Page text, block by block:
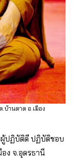
บ้านตาด อ.เมือง
ปฏิบัติดี ปฏิบัติชอบ
ง จ.อุดรธานี